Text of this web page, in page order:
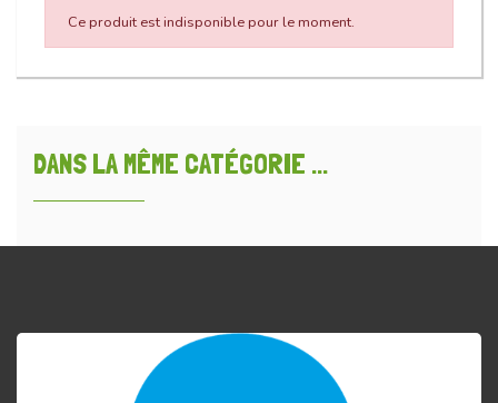
Ce produit est indisponible pour le moment.
DANS LA MÊME CATÉGORIE ...